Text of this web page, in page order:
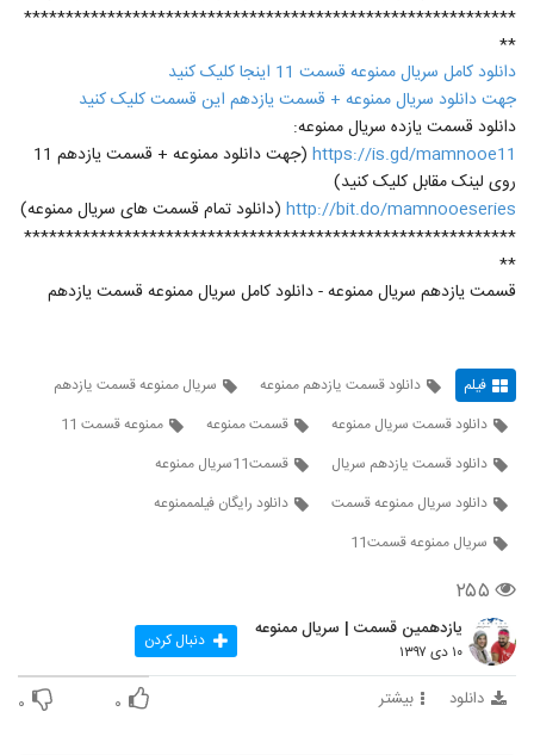
***********************************************************
**
دانلود کامل سریال ممنوعه قسمت 11 اینجا کلیک کنید
جهت دانلود سریال ممنوعه + قسمت یازدهم این قسمت کلیک کنید
دانلود قسمت یازده سریال ممنوعه:
https://is.gd/mamnooe11
(جهت دانلود ممنوعه + قسمت یازدهم 11
روی لینک مقابل کلیک کنید)
http://bit.do/mamnooeseries (دانلود تمام قسمت های سریال ممنوعه)
***********************************************************
**
قسمت یازدهم سریال ممنوعه - دانلود کامل سریال ممنوعه قسمت یازدهم
فیلم دانلود قسمت یازدهم ممنوعه
سریال ممنوعه قسمت یازدهم
دانلود قسمت سریال ممنوعه
قسمت ممنوعه
ممنوعه قسمت 11
دانلود قسمت یازدهم سریال
قسمت11سریال ممنوعه
دانلود سریال ممنوعه قسمت
دانلود رایگان فیلمممنوعه
سريال ممنوعه قسمت11
۲۵۵
یازدهمین قسمت | سریال ممنوعه
۱۰ دی ۱۳۹۷ دنبال کردن
دانلود بیشتر ۰ ۰